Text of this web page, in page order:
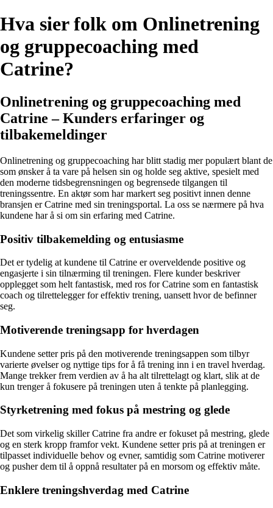
Hva sier folk om Onlinetrening
og gruppecoaching med
Catrine?
Onlinetrening og gruppecoaching med
Catrine – Kunders erfaringer og
tilbakemeldinger
Onlinetrening og gruppecoaching har blitt stadig mer populært blant de
som ønsker å ta vare på helsen sin og holde seg aktive, spesielt med
den moderne tidsbegrensningen og begrensede tilgangen til
treningssentre. En aktør som har markert seg positivt innen denne
bransjen er Catrine med sin treningsportal. La oss se nærmere på hva
kundene har å si om sin erfaring med Catrine.
Positiv tilbakemelding og entusiasme
Det er tydelig at kundene til Catrine er overveldende positive og
engasjerte i sin tilnærming til treningen. Flere kunder beskriver
opplegget som helt fantastisk, med ros for Catrine som en fantastisk
coach og tilrettelegger for effektiv trening, uansett hvor de befinner
seg.
Motiverende treningsapp for hverdagen
Kundene setter pris på den motiverende treningsappen som tilbyr
varierte øvelser og nyttige tips for å få trening inn i en travel hverdag.
Mange trekker frem verdien av å ha alt tilrettelagt og klart, slik at de
kun trenger å fokusere på treningen uten å tenkte på planlegging.
Styrketrening med fokus på mestring og glede
Det som virkelig skiller Catrine fra andre er fokuset på mestring, glede
og en sterk kropp framfor vekt. Kundene setter pris på at treningen er
tilpasset individuelle behov og evner, samtidig som Catrine motiverer
og pusher dem til å oppnå resultater på en morsom og effektiv måte.
Enklere treningshverdag med Catrine